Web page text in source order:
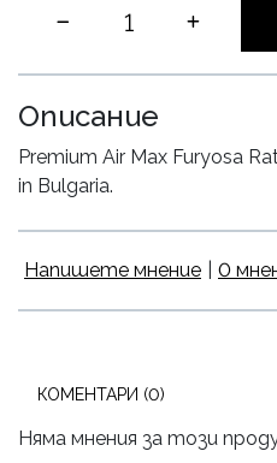
Описание
Premium Air Max Furyosa
in Bulgaria.
Напишете мнение 0
КОМЕНТАРИ (0)
Няма мнения за този